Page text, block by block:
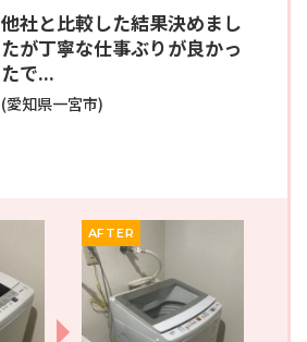
他社と比較した結果決めまし
たが丁寧な仕事ぶりが良かっ
たで...
(愛知県一宮市)
AFTER